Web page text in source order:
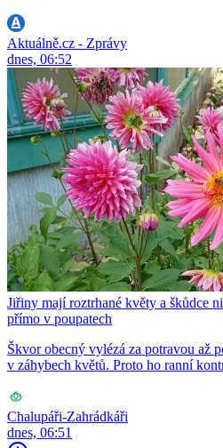
Aktuálně.cz - Zprávy
dnes, 06:52
Jiřiny mají roztrhané květy a škůdce
přímo v poupatech
Škvor obecný vylézá za potravou až
v záhybech květů. Proto ho ranní
Chalupáři-Zahrádkáři
dnes, 06:51